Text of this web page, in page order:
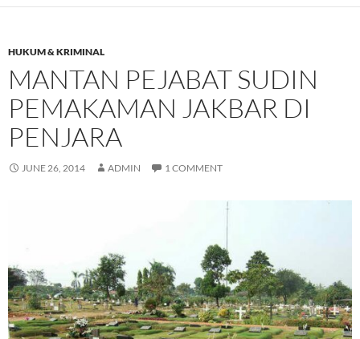
HUKUM & KRIMINAL
MANTAN PEJABAT SUDIN
PEMAKAMAN JAKBAR DI
PENJARA
JUNE 26, 2014 ADMIN 1 COMMENT